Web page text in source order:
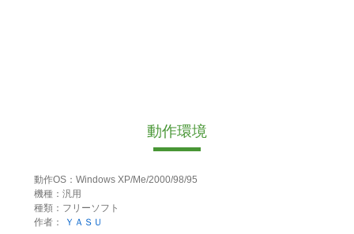
動作環境
動作OS：Windows XP/Me/2000/98/95
機種：汎用
種類：フリーソフト
作者：
ＹＡＳＵ